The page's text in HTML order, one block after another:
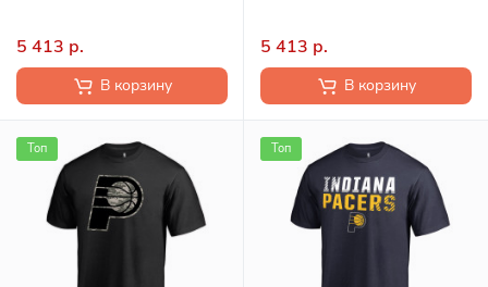
5 413 р.
В корзину
5 413 р.
В корзину
Топ Топ